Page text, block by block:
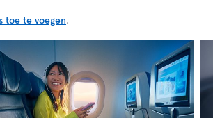
toe te voegen.